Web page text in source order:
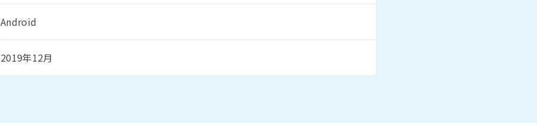
Android
2019年12月